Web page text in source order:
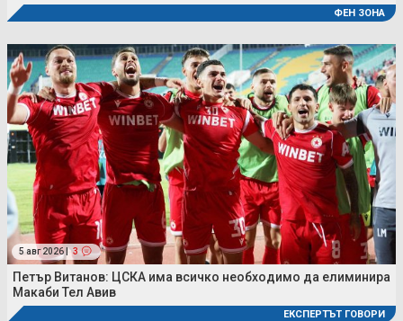
ФЕН ЗОНА
5 авг 2026 | 3
Петър Витанов: ЦСКА има всичко необходимо да елиминира
Макаби Тел Авив
ЕКСПЕРТЪТ ГОВОРИ